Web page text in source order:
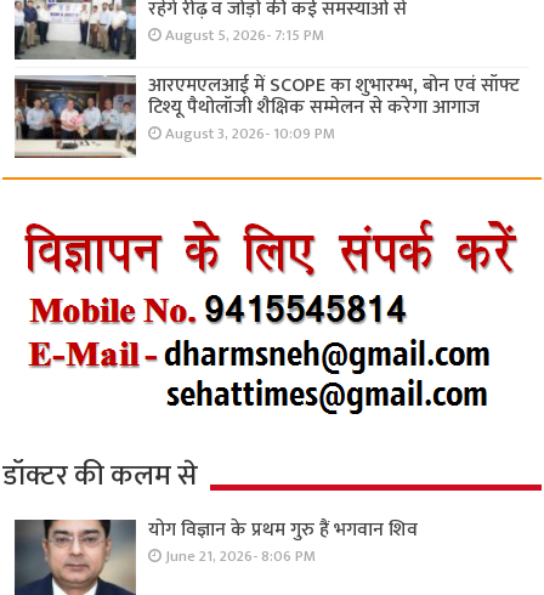
रहेंगे रीढ़ व जोड़ों की कई समस्याओं से
August 5, 2026- 7:15 PM
आरएमएलआई में SCOPE का शुभारम्भ, बोन एवं सॉफ्ट
टिश्यू पैथोलॉजी शैक्षिक सम्मेलन से करेगा आगाज
August 3, 2026- 10:09 PM
डॉक्टर की कलम से
योग विज्ञान के प्रथम गुरु हैं भगवान शिव
June 21, 2026- 8:06 PM